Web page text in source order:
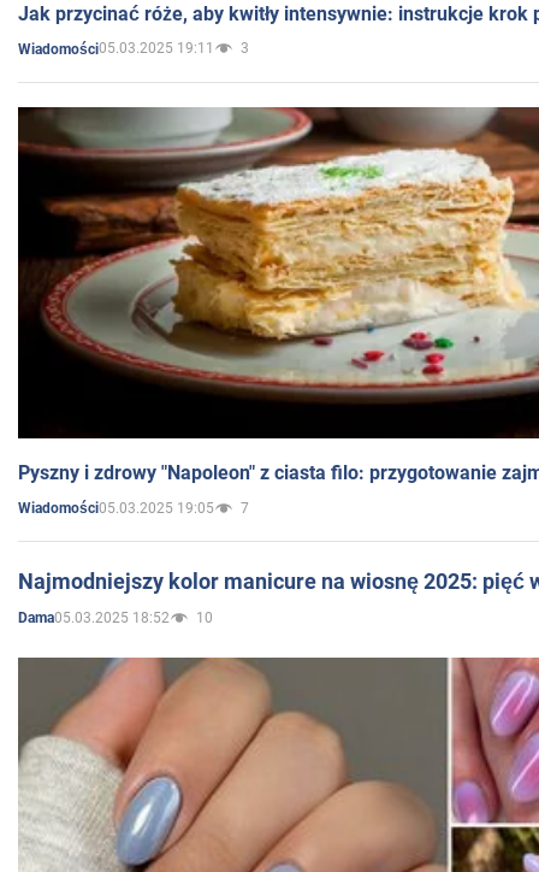
Jak przycinać róże, aby kwitły intensywnie: instrukcje krok
Wiadomości05.03.2025 19:11 3
Pyszny i zdrowy "Napoleon" z ciasta filo: przygotowanie
Wiadomości05.03.2025 19:05 7
Najmodniejszy kolor manicure na wiosnę 2025: pięć
Dama05.03.2025 18:52 10